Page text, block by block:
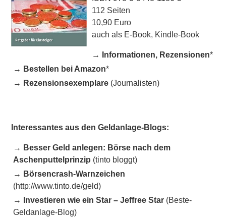
112 Seiten
10,90 Euro
auch als E-Book, Kindle-Book
→ Informationen, Rezensionen*
→ Bestellen bei Amazon*
→ Rezensionsexemplare (Journalisten)
Interessantes aus den Geldanlage-Blogs:
→ Besser Geld anlegen: Börse nach dem
Aschenputtelprinzip (tinto bloggt)
→ Börsencrash-Warnzeichen
(http://www.tinto.de/geld)
→
Investieren wie ein Star – Jeffree Star (Beste-
Geldanlage-Blog)